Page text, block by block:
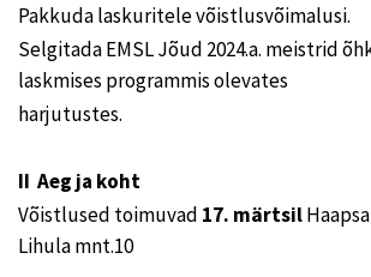
Pakkuda laskuritele võistlusvõimalusi.
Selgitada EMSL Jõud 2024.a. meistrid
laskmises programmis olevates
harjutustes.
II Aeg ja koht
Võistlused toimuvad 17. märtsil
Lihula mnt.10